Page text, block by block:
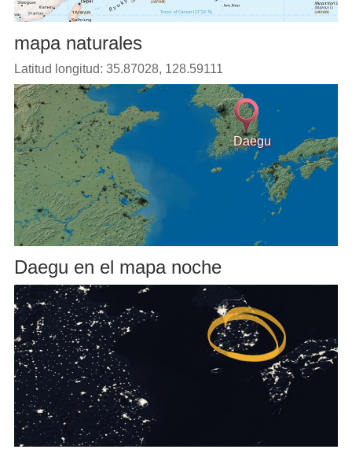
mapa naturales
Latitud longitud: 35.87028, 128.59111
Daegu
Daegu en el mapa noche